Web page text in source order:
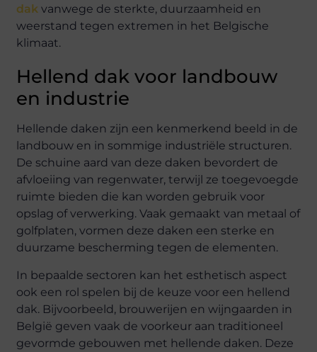
dak vanwege de sterkte, duurzaamheid en
weerstand tegen extremen in het Belgische
klimaat.
Hellend dak voor landbouw
en industrie
Hellende daken zijn een kenmerkend beeld in de
landbouw en in sommige industriële structuren.
De schuine aard van deze daken bevordert de
afvloeiing van regenwater, terwijl ze toegevoegde
ruimte bieden die kan worden gebruik voor
opslag of verwerking. Vaak gemaakt van metaal of
golfplaten, vormen deze daken een sterke en
duurzame bescherming tegen de elementen.
In bepaalde sectoren kan het esthetisch aspect
ook een rol spelen bij de keuze voor een hellend
dak. Bijvoorbeeld, brouwerijen en wijngaarden in
België geven vaak de voorkeur aan traditioneel
gevormde gebouwen met hellende daken. Deze